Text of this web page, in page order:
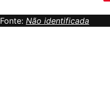
Fonte: Não identificada